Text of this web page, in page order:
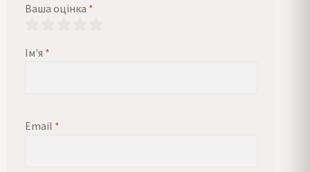
Ваша оцінка *
Ім'я *
Email *